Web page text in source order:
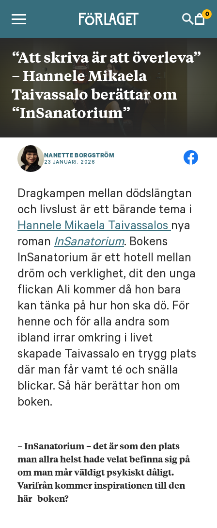
0
“Att skriva är att överleva”
– Hannele Mikaela
Taivassalo berättar om
“InSanatorium”
NANETTE BORGSTRÖM
23 JANUARI, 2026
Dragkampen mellan dödslängtan
och livslust är ett bärande tema i
Hannele Mikaela Taivassalosnya
roman InSanatorium. Bokens
InSanatorium är ett hotell mellan
dröm och verklighet, dit den unga
flickan Ali kommer då hon bara
kan tänka på hur hon ska dö. För
henne och för alla andra som
ibland irrar omkring i livet
skapade Taivassalo en trygg plats
där man får vamt té och snälla
blickar. Så här berättar hon om
boken.
–InSanatorium – det är som den plats
man allra helst hade velat befinna sig på
om man mår väldigt psykiskt dåligt.
Varifrån kommer inspirationen till den
här boken?